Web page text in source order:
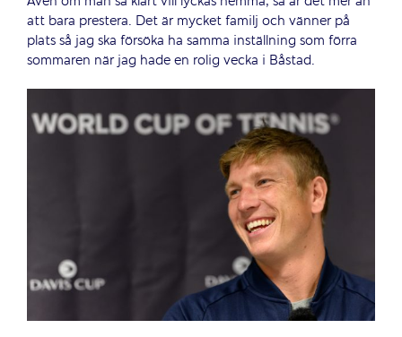
att bara prestera. Det är mycket familj och vänner på
plats så jag ska försöka ha samma inställning som förra
sommaren när jag hade en rolig vecka i Båstad.